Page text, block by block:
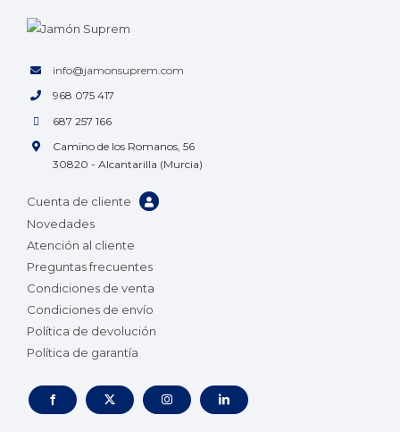
info@jamonsuprem.com
968 075 417
687 257 166
Camino de los Romanos, 56
30820 - Alcantarilla (Murcia)
Cuenta de cliente
Novedades
Atención al cliente
Preguntas frecuentes
Condiciones de venta
Condiciones de envío
Política de devolución
Política de garantía